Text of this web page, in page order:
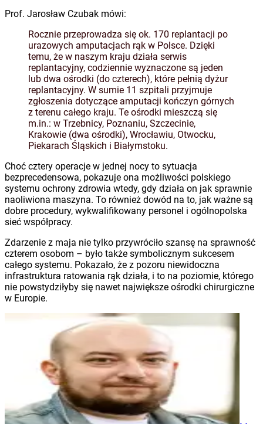
Prof. Jarosław Czubak mówi:
Rocznie przeprowadza się ok. 170 replantacji po
urazowych amputacjach rąk w Polsce. Dzięki
temu, że w naszym kraju działa serwis
replantacyjny, codziennie wyznaczone są jeden
lub dwa ośrodki (do czterech), które pełnią dyżur
replantacyjny. W sumie 11 szpitali przyjmuje
zgłoszenia dotyczące amputacji kończyn górnych
z terenu całego kraju. Te ośrodki mieszczą się
m.in.: w Trzebnicy, Poznaniu, Szczecinie,
Krakowie (dwa ośrodki), Wrocławiu, Otwocku,
Piekarach Śląskich i Białymstoku.
Choć cztery operacje w jednej nocy to sytuacja
bezprecedensowa, pokazuje ona możliwości polskiego
systemu ochrony zdrowia wtedy, gdy działa on jak sprawnie
naoliwiona maszyna. To również dowód na to, jak ważne są
dobre procedury, wykwalifikowany personel i ogólnopolska
sieć współpracy.
Zdarzenie z maja nie tylko przywróciło szansę na sprawność
czterem osobom – było także symbolicznym sukcesem
całego systemu. Pokazało, że z pozoru niewidoczna
infrastruktura ratowania rąk działa, i to na poziomie, którego
nie powstydziłyby się nawet największe ośrodki chirurgiczne
w Europie.